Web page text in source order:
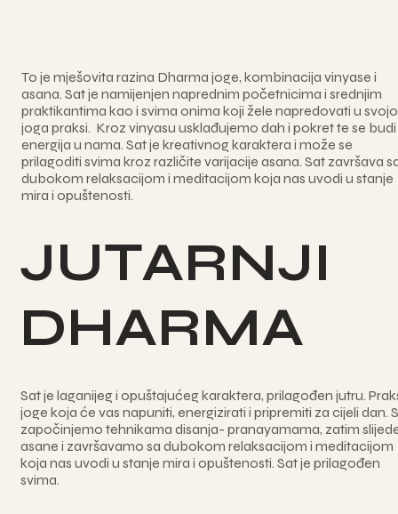
To je mješovita razina Dharma joge, kombinacija vinyase i
asana. Sat je namijenjen naprednim početnicima i srednjim
praktikantima kao i svima onima koji žele napredovati u
joga praksi. Kroz vinyasu usklađujemo dah i pokret te se budi
energija u nama. Sat je kreativnog karaktera i može se
prilagoditi svima kroz različite varijacije asana. Sat završava
dubokom relaksacijom i meditacijom koja nas uvodi u stanje
mira i opuštenosti.
JUTARNJI
DHARMA
Sat je laganijeg i opuštajućeg karaktera, prilagođen jutru.
joge koja će vas napuniti, energizirati i pripremiti za cijeli dan.
započinjemo tehnikama disanja- pranayamama, zatim
asane i završavamo sa dubokom relaksacijom i meditacijom
koja nas uvodi u stanje mira i opuštenosti. Sat je prilagođen
svima.